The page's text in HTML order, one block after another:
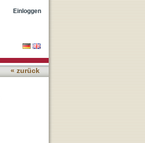
Einloggen
« zurück